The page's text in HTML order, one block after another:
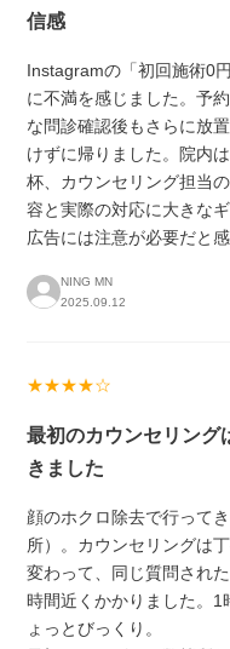
信感
Instagramの「初回施術0
に不満を感じました。予
な問診確認後もさらに放
けずに帰りました。院内
杯、カウンセリング担当
容と実際の対応に大きな
広告には注意が必要だと感
NING MN
2025.09.12
★★★★☆
最初のカウンセリング
きました
顔のホクロ除去で行って
所）。カウンセリングは
変わって、同じ質問され
時間近くかかりました。1
ょっとびっくり。